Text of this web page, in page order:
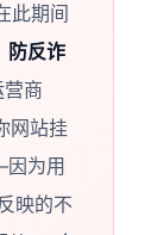
此期间
防反诈
商
网站挂
为用
映的不